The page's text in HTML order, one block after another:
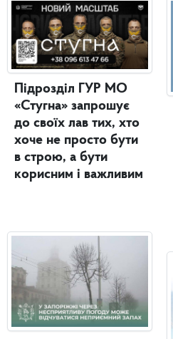
Підрозділ ГУР МО
«Стугна» запрошує
до своїх лав тих, хто
хоче не просто бути
в строю, а бути
корисним і важливим